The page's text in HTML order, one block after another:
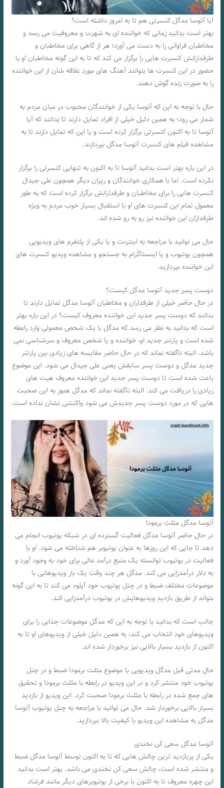
آیا آتوسا مدگل کنسرتی هم تا به امروز داشته است؟
بهتر است بدانید زمانی که خواننده‌ ای به شهرت و معروفیت می‌ رسد و
مخاطبان فراوانی را به دست می‌ آورد؛ هر از گاهی برای مخاطبان و
طرفدارانش کنسرت‌ هایی را برگزار می‌ کند که تا به این گونه مخاطبان او با
حضور در این کنسرت ها بتوانند آهنگ‌ های مورد علاقه‌ شان از این خواننده
را به صورت زنده گوش دهند.
حال با توجه به این که آتوسا یکی از خوانندگان محبوب در میان مردم به
شمار می‌ رود؛ به همین دلیل خیلی از افراد تمایل دارند تا بدانند که آیا
آتوسا تا به اکنون کنسرتی برگزار کرده است و یا این که تمایل دارند تا به
مشاهده فیلم‌ های کنسرت آتوسا مدگل بپردازند.
در این باره بهتر است بدانید آتوسا تا به اکنون به تنهایی کنسرتی را برگزار
نکرده است. اما با همکاری خوانندگان و رپران دیگر همچون علی جیدال
کنسرت‌ هایی را برای مخاطبان و طرفدارانش برگزار کرده است که به طور
معمول تمام این کنسرت‌ های او با استقبال بسیار خوب مردم به ویژه
طرفداران این خواننده نیز رو به رو شده اند.
حال می‌ توانید با مراجعه به اینترنت و یا یکی از پلتفرم‌ های ویدیویی
همچون یوتیوب و یا اینستاگرام به جستجو و مشاهده ویدیو کنسرت‌ های
این خواننده بپردازید.
دوست پسر جدید آتوسا مدگل کیست؟
در حال حاضر خیلی از طرفداران و مخاطبان آتوسا مدگل تمایل دارند تا
بدانند که دوست پسر جدید این خواننده معروف کیست؟ در این باره بهتر
است که بدانید به نظر می‌ رسد که مدگل با یک شخص معمولی وارد رابطه
شده است و پارتنر جدید او، خواننده و یا شخص معروف و سرشناسی نمی
باشد. البته ناگفته نماند که در حال حاضر مقایسه های زیادی بین پارتنر
جدید مدگل و دوست پسر سابقش یعنی علی جیدال می شود. این موضوع
باعث شده است تا دوست پسر جدید این خواننده معروف هیت های
زیادی را دریافت می کند. البته ناگفته نماند که مدگل هنوز به این صحبت
هایی که در مورد دوست پسر جدیدش می شود واکنشی نشان نداده است.
آتوسا مدگل مثلث برمودا
در حال حاضر آتوسا مدگل فعالیت گسترده‌ ای در شبکه یوتیوب انجام می‌
دهد تا جایی که این روزها به عنوان یوتیوبر هم شناخته می‌ شود. او با
فعالیت در یوتیوب توانسته یک منبع درآمد عالی برای خود به وجود آورد و
به دلار درآمدزایی می‌ کند. مدگل هر چند وقت یک بار ویدیوهایی با
موضوعات مختلف ضبط و در چنل یوتیوب خود آپلود می‌ کند تا به این گونه
بتواند از طریق بازدید ویدیوهایش در یوتیوب درآمدزایی کند.
جالب است که بدانید با توجه به این که مدگل موضوعات جذابی را برای
ویدیوهای خود انتخاب می‌ کند، به همین دلیل خیلی از ویدیوهای او تا به
اکنون از بازدید بسیار بالایی نیز برخوردار شده‌ اند.
حال مدتی قبل مدگل ویدیویی با موضوع مثلث برمودا ضبط و در چنل
یوتیوب خود منتشر کرد و در این ویدیو در رابطه با مثلث برمودا و تحقیق‌
های جمع شده در رابطه با مثلث برمودا صحبت کرد. این ویدیو از بازدید
بسیار بالایی برخوردار شد. حال می‌ توانید با مراجعه به چنل یوتیوب آتوسا
مدگل به مشاهده این ویدیو با کیفیت بالا بپردازید.
آتوسا مدگل سعی کن نخندی
یکی از پربازدید ترین چالش‌ هایی که تا به اکنون توسط آتوسا مدگل ضبط
و منتشر شده است، چالش سعی کن نخندی می‌ باشد. بهتر است بدانید
این چهره معروف تا به اکنون با برخی از یوتیوبرهای دیگر مانند فرشاد